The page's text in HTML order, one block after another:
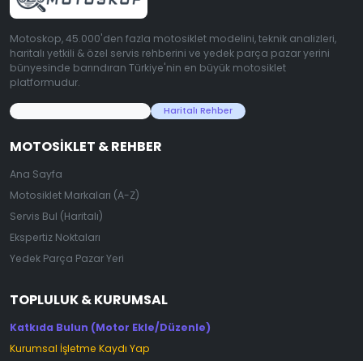
Motoskop, 45.000'den fazla motosiklet modelini, teknik analizleri,
haritalı yetkili & özel servis rehberini ve yedek parça pazar yerini
bünyesinde barındıran Türkiye'nin en büyük motosiklet
platformudur.
Haritalı Rehber
MOTOSIKLET & REHBER
Ana Sayfa
Motosiklet Markaları (A-Z)
Servis Bul (Haritalı)
Ekspertiz Noktaları
Yedek Parça Pazar Yeri
TOPLULUK & KURUMSAL
Katkıda Bulun (Motor Ekle/Düzenle)
Kurumsal İşletme Kaydı Yap